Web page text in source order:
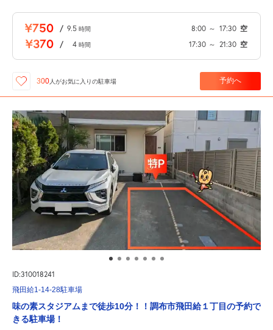
¥750 / 9.5 時間 8:00 ～ 17:30 空
¥370 / 4 時間 17:30 ～ 21:30 空
300 人がお気に入りの駐車場 予約へ
ID:310018241
飛田給1-14-28駐車場
味の素スタジアムまで徒歩10分！！調布市飛田給１丁目の予約で
きる駐車場！